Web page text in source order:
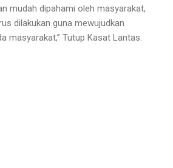
mudah dipahami oleh masyarakat,
dilakukan guna mewujudkan
masyarakat,” Tutup Kasat Lantas.